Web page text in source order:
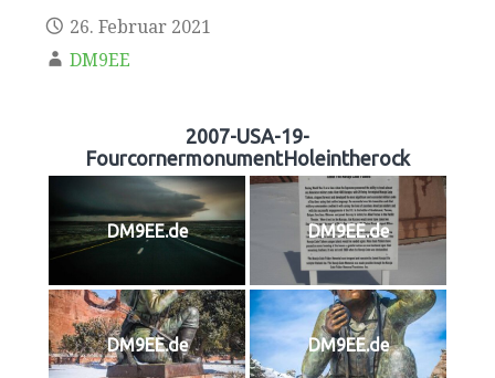
26. Februar 2021
DM9EE
2007-USA-19-
FourcornermonumentHoleintherock
DM9EE.de DM9EE.de
DM9EE.de DM9EE.de